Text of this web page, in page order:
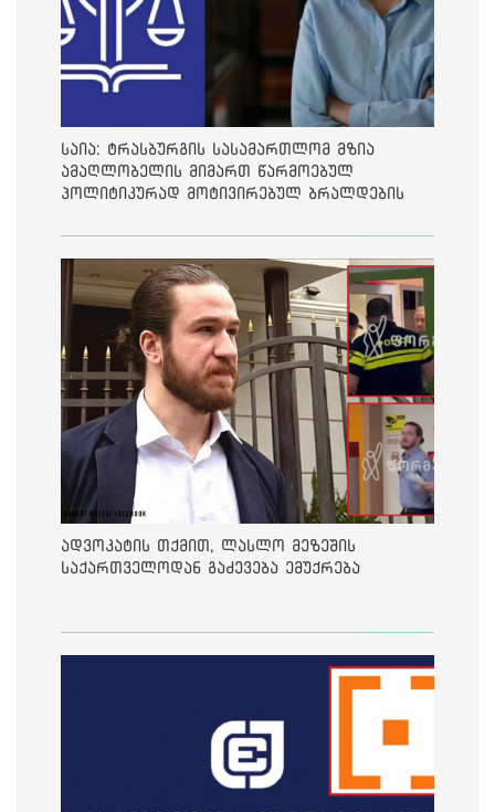
საია: ტრასბურგის სასამართლომ მზია
ამაღლობელის მიმართ წარმოებულ
პოლიტიკურად მოტივირებულ ბრალდების
ადვოკატის თქმით, ლასლო მეზეშის
საქართველოდან გაძევება ემუქრება